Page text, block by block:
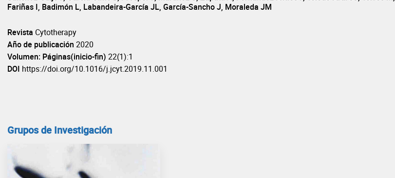
Fariñas I, Badimón L, Labandeira-García JL, García-Sancho J, Moraleda JM
Revista Cytotherapy
Año de publicación 2020
Volumen: Páginas(inicio-fin) 22(1):1
DOI https://doi.org/10.1016/j.jcyt.2019.11.001
Grupos de Investigación